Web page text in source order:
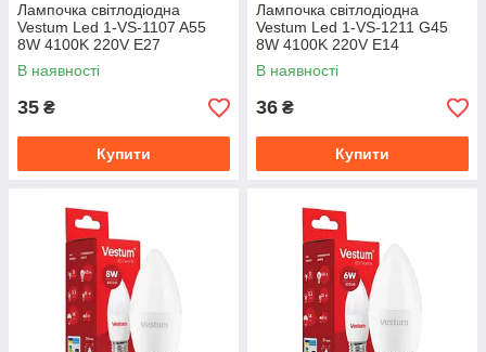
Лампочка світлодіодна
Vestum Led 1-VS-1107 A55
8W 4100K 220V E27
В наявності
35 ₴
Купити
Лампочка світлодіодна
Vestum Led 1-VS-1211 G45
8W 4100K 220V E14
В наявності
36 ₴
Купити